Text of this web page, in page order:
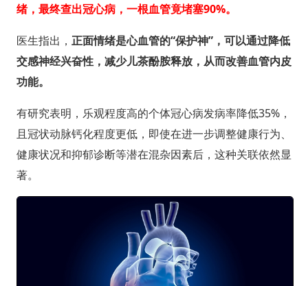
绪，最终查出冠心病，一根血管竟堵塞90%。
医生指出， 正面情绪是心血管的“保护神”，可以通过降低
交感神经兴奋性，减少儿茶酚胺释放，从而改善血管内皮
功能。
有研究表明，乐观程度高的个体冠心病发病率降低35%，
且冠状动脉钙化程度更低，即使在进一步调整健康行为、
健康状况和抑郁诊断等潜在混杂因素后，这种关联依然显
著。